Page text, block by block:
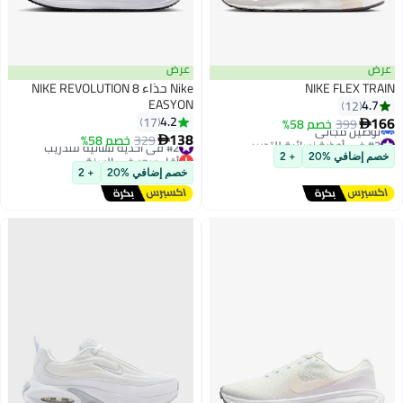
عرض
NIKE FLEX TRAIN
4.7
12
166
399 خصم 58%
#3 في أحذية نسائية للتدريب
أقل سعر في السنة
توصيل مجاني
#3 في أحذية نسائية للتدريب
خصم إضافي %20 + 2
عرض
Nike حذاء NIKE REVOLUTION 8
EASYON
4.2
17
138
329 خصم 58% #2 في أحذية نسائية للتدريب
أقل سعر في السنة
توصيل مجاني
بتخلّص بسرعة
#2 في أحذية نسائية للتدريب
خصم إضافي %20 + 2